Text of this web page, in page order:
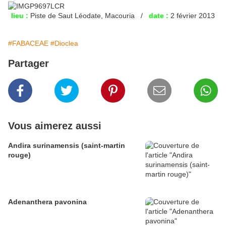
lieu : Piste de Saut Léodate, Macouria / date : 2 février 2013
#FABACEAE #Dioclea
Partager
Vous aimerez aussi
Andira surinamensis (saint-martin
rouge)
Adenanthera pavonina